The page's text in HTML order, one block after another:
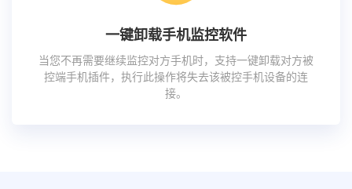
一键卸载手机监控软件
当您不再需要继续监控对方手机时，支持一键卸载对方被
控端手机插件，执行此操作将失去该被控手机设备的连
接。